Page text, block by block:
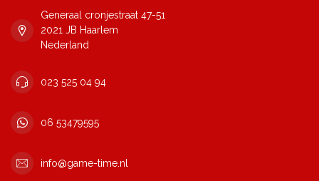
Generaal cronjestraat 47-51
2021 JB Haarlem
Nederland
023 525 04 94
06 53479595
info@game-time.nl